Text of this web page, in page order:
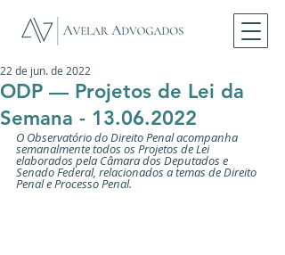
ODP — Projetos de Lei da
Semana - 13.06.2022
22 de jun. de 2022
O Observatório do Direito Penal acompanha
semanalmente todos os Projetos de Lei
elaborados pela Câmara dos Deputados e
Senado Federal, relacionados a temas de Direito
Penal e Processo Penal.